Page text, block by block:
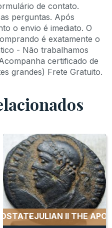
de contato.
perguntas. Após
o envio é imediato. O
é exatamente o
- Não trabalhamos
certificado de
grandes) Frete Gratuito.
JULIAN II THE